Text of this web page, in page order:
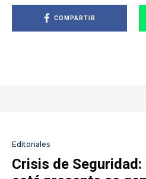
COMPARTIR
Editoriales
Crisis de